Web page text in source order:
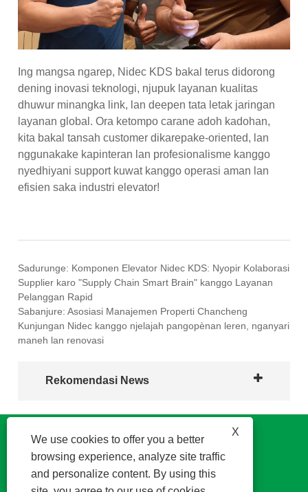
Ing mangsa ngarep, Nidec KDS bakal terus didorong
dening inovasi teknologi, njupuk layanan kualitas
dhuwur minangka link, lan deepen tata letak jaringan
layanan global. Ora ketompo carane adoh kadohan,
kita bakal tansah customer dikarepake-oriented, lan
nggunakake kapinteran lan profesionalisme kanggo
nyedhiyani support kuwat kanggo operasi aman lan
efisien saka industri elevator!
Sadurunge: Komponen Elevator Nidec KDS: Nyopir Kolaborasi
Supplier karo "Supply Chain Smart Brain" kanggo Layanan
Pelanggan Rapid
Sabanjure:Asosiasi Manajemen Properti Chancheng
Kunjungan Nidec kanggo njelajah pangopènan leren, nganyari
maneh lan renovasi
Rekomendasi News
X
We use cookies to offer you a better
browsing experience, analyze site traffic
and personalize content. By using this